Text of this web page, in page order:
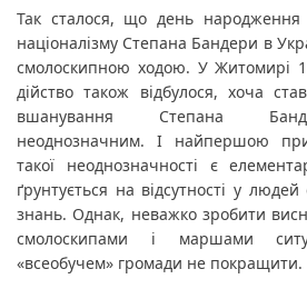
Так сталося, що день народження
націоналізму Степана Бандери в
смолоскипною ходою. У Житомирі
дійство також відбулося, хоча
вшанування Степана
неоднозначним. І найпершою
такої неоднозначності є
ґрунтується на відсутності у
знань. Однак, неважко зробити
смолоскипами і маршами
«всеобучем» громади не покращити.